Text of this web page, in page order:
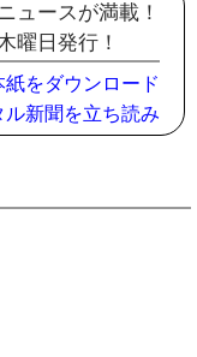
ュースが満載！
曜日発行！
紙をダウンロード
ル新聞を立ち読み